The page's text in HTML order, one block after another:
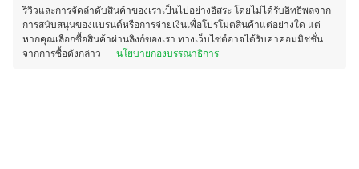
รีวิวและการจัดลำดับสินค้าของเราเป็นไปอย่างอิสระ โดยไม่ได้รับอิทธิพลจาก
การสนับสนุนของแบรนด์หรือการจ่ายเงินเพื่อโปรโมตสินค้าแต่อย่างใด แต่
หากคุณเลือกซื้อสินค้าผ่านลิงก์ของเรา ทางเว็บไซต์อาจได้รับค่าคอมมิชชั่น
จากการซื้อดังกล่าว
นโยบายกองบรรณาธิการ